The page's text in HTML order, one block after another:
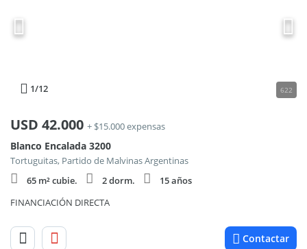
1/12 622
USD 42.000 + $15.000 expensas
Blanco Encalada 3200
Tortuguitas, Partido de Malvinas Argentinas
65 m² cubie.
2 dorm.
15 años
FINANCIACIÓN DIRECTA
Contactar